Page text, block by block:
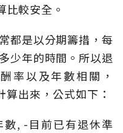
較安全。
都是以分期籌措，每
少年的時間。所以退
率以及年數相關，
出來，公式如下：
, -目前已有退休準